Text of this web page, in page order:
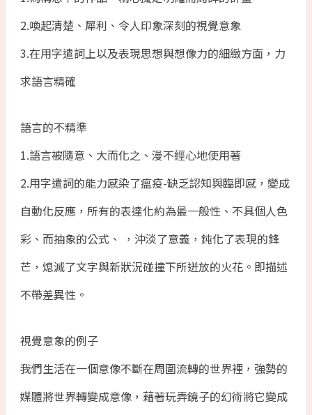
2.喚起清楚、犀利、令人印象深刻的視覺意象
3.在用字遣詞上以及表現思想與想像力的細緻方面，力
求語言精確
語言的不精準
1.語言被隨意、大而化之、漫不經心地使用著
2.用字遣詞的能力感染了瘟疫-缺乏認知與臨即感，變成
自動化反應，所有的表達化約為最一般性、不具個人色
彩、而抽象的公式、 ，沖淡了意義，鈍化了表現的鋒
芒，熄滅了文字與新狀況碰撞下所迸放的火花。即描述
不帶差異性。
視覺意象的例子
我們生活在一個意像不斷在周圍流轉的世界裡，強勢的
媒體將世界轉變成意像，藉著玩弄鏡子的幻術將它變成